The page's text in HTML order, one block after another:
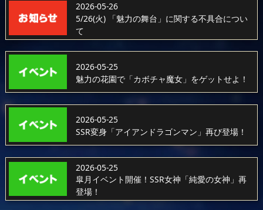
2026-05-26
5/26(火) 「魅力の舞台」に関する不具合につい
て
2026-05-25
魅力の花園で「カボチャ魔女」をゲットせよ！
2026-05-25
SSR変身「アイアンドラゴンマン」再び登場！
2026-05-25
皐月イベント開催！SSR女神「純愛の女神」再
登場！